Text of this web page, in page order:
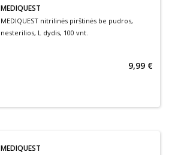
MEDIQUEST
MEDIQUEST nitrilinės pirštinės be pudros,
nesterilios, L dydis, 100 vnt.
9,99 €
MEDIQUEST